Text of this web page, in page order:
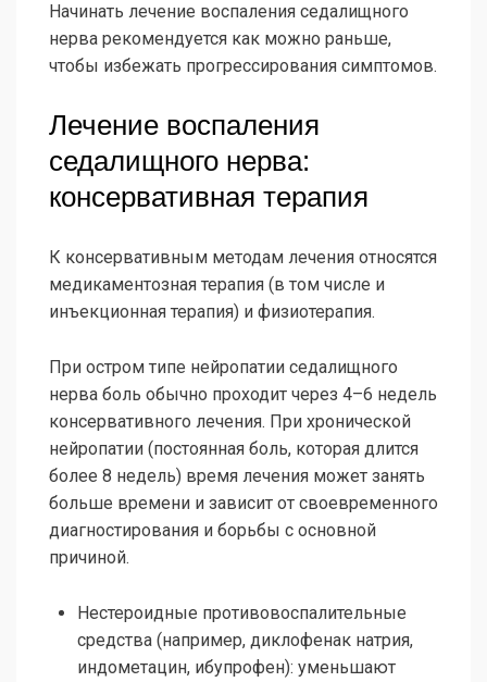
Начинать лечение воспаления седалищного
нерва рекомендуется как можно раньше,
чтобы избежать прогрессирования симптомов.
Лечение воспаления
седалищного нерва:
консервативная терапия
К консервативным методам лечения относятся
медикаментозная терапия (в том числе и
инъекционная терапия) и физиотерапия.
При остром типе нейропатии седалищного
нерва боль обычно проходит через 4–6 недель
консервативного лечения. При хронической
нейропатии (постоянная боль, которая длится
более 8 недель) время лечения может занять
больше времени и зависит от своевременного
диагностирования и борьбы с основной
причиной.
Нестероидные противовоспалительные
средства (например, диклофенак натрия,
индометацин, ибупрофен): уменьшают